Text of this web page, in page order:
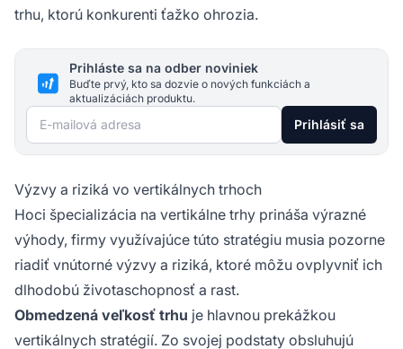
trhu, ktorú konkurenti ťažko ohrozia.
Prihláste sa na odber noviniek
Buďte prvý, kto sa dozvie o nových funkciách a
aktualizáciách produktu.
E-mailová adresa Prihlásiť sa
Výzvy a riziká vo vertikálnych trhoch
Hoci špecializácia na vertikálne trhy prináša výrazné
výhody, firmy využívajúce túto stratégiu musia pozorne
riadiť vnútorné výzvy a riziká, ktoré môžu ovplyvniť ich
dlhodobú životaschopnosť a rast.
Obmedzená veľkosť trhu je hlavnou prekážkou
vertikálnych stratégií. Zo svojej podstaty obsluhujú